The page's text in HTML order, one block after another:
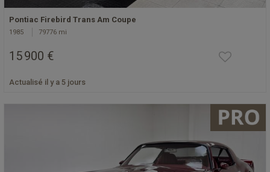
Pontiac Firebird Trans Am Coupe
1985 79776 mi
15 900 €
Actualisé il y a 5 jours